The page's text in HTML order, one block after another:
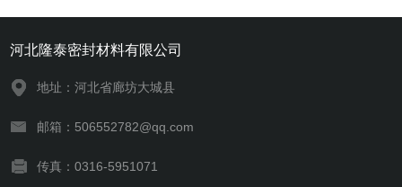
河北隆泰密封材料有限公司
地址：河北省廊坊大城县
邮箱：506552782@qq.com
传真：0316-5951071